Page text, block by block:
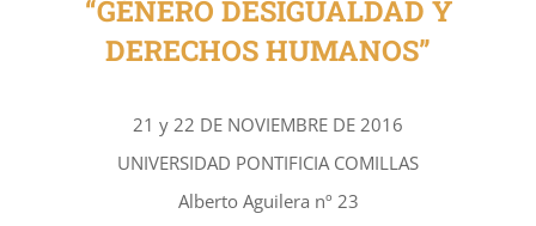
“GÉNERO DESIGUALDAD Y
DERECHOS HUMANOS”
21 y 22 DE NOVIEMBRE DE 2016
UNIVERSIDAD PONTIFICIA COMILLAS
Alberto Aguilera nº 23